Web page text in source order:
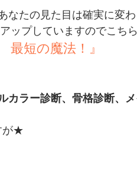
プレッスン) 子育て コ
なたの見た目は確実に変
ップしていますのでこち
最短の魔法！』
カラー診断、骨格診断、
が★